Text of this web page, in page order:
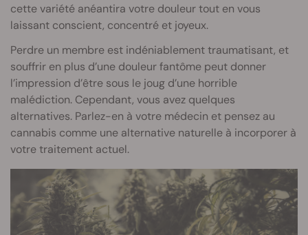
cette variété anéantira votre douleur tout en vous
laissant conscient, concentré et joyeux.
Perdre un membre est indéniablement traumatisant, et
souffrir en plus d’une douleur fantôme peut donner
l’impression d’être sous le joug d’une horrible
malédiction. Cependant, vous avez quelques
alternatives. Parlez-en à votre médecin et pensez au
cannabis comme une alternative naturelle à incorporer à
votre traitement actuel.